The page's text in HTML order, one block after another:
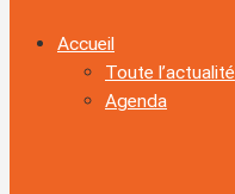
Accueil
Toute l’actualité
Agenda